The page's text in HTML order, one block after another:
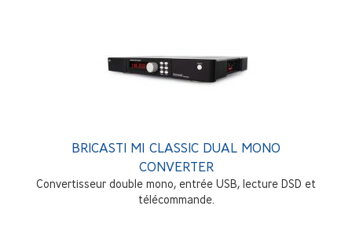
BRICASTI M1 CLASSIC DUAL MONO
CONVERTER
Convertisseur double mono, entrée USB, lecture DSD et
télécommande.